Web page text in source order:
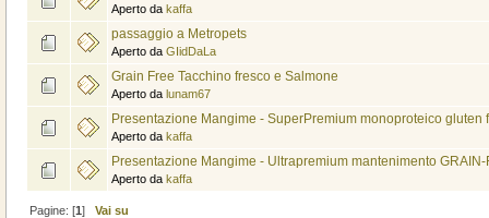
Aperto da kaffa
passaggio a Metropets
Aperto da GIidDaLa
Grain Free Tacchino fresco e Salmone
Aperto da lunam67
Presentazione Mangime - SuperPremium monoproteico gluten
Aperto da kaffa
Presentazione Mangime - Ultrapremium mantenimento
Aperto da kaffa
Pagine: [1]Vai su